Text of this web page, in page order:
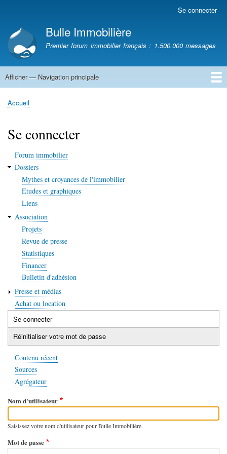
contenu
principal
compte
de
l'utilisateur
Se connecter
Bulle Immobilière
Premier forum immobilier français : 1.500.000 messages
Navigation
Afficher — Navigation principale
Accueil
Fil
Accueil
Se connecter
Forum immobilier
Dossiers
Mythes et croyances de l'immobilier
Etudes et graphiques
Liens
Association
Projets
Revue de presse
Statistiques
Financer
Bulletin d'adhésion
Presse et médias
Achat ou location
Onglets
principaux
Se connecter(onglet
actif)
Réinitialiser votre mot de passe
Contenu récent
Sources
Agrégateur
Nom d'utilisateur
Saisissez votre nom d'utilisateur pour Bulle Immobilière.
Mot de passe